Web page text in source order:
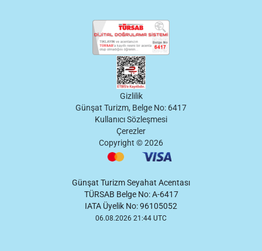
Gizlilik
Günşat Turizm, Belge No: 6417
Kullanıcı Sözleşmesi
Çerezler
Copyright ©2026
Günşat Turizm Seyahat Acentası
TÜRSAB Belge No: A-6417
IATA Üyelik No: 96105052
06.08.2026 21:44 UTC